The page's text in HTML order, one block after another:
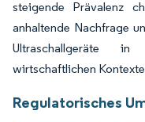
steigende Prävalenz
anhaltende Nachfrage
Ultraschallgeräte
wirtschaftlichen
Regulatorisches